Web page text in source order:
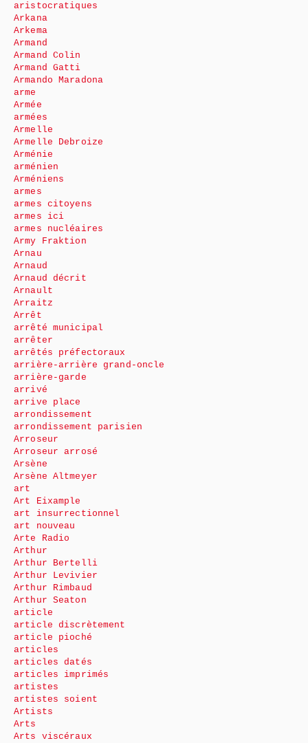
aristocratiques
Arkana
Arkema
Armand
Armand Colin
Armand Gatti
Armando Maradona
arme
Armée
armées
Armelle
Armelle Debroize
Arménie
arménien
Arméniens
armes
armes citoyens
armes ici
armes nucléaires
Army Fraktion
Arnau
Arnaud
Arnaud décrit
Arnault
Arraitz
Arrêt
arrêté municipal
arrêter
arrêtés préfectoraux
arrière-arrière grand-oncle
arrière-garde
arrivé
arrive place
arrondissement
arrondissement parisien
Arroseur
Arroseur arrosé
Arsène
Arsène Altmeyer
art
Art Eixample
art insurrectionnel
art nouveau
Arte Radio
Arthur
Arthur Bertelli
Arthur Levivier
Arthur Rimbaud
Arthur Seaton
article
article discrètement
article pioché
articles
articles datés
articles imprimés
artistes
artistes soient
Artists
Arts
Arts viscéraux